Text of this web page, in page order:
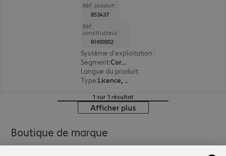
Réf. produit :
853437
Réf.
constructeur :
RH00002
Système d'exploitation :
Segment:
Corporate
Langue du produit:
Type: Licence, perpétuelle
1 sur 1 résultat
Afficher plus
Boutique de marque